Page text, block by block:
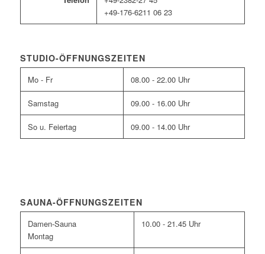
+49-176-6211 06 23
STUDIO-ÖFFNUNGSZEITEN
Mo - Fr 08.00 - 22.00 Uhr
Samstag 09.00 - 16.00 Uhr
So u. Feiertag 09.00 - 14.00 Uhr
SAUNA-ÖFFNUNGSZEITEN
Damen-Sauna
Montag
10.00 - 21.45 Uhr